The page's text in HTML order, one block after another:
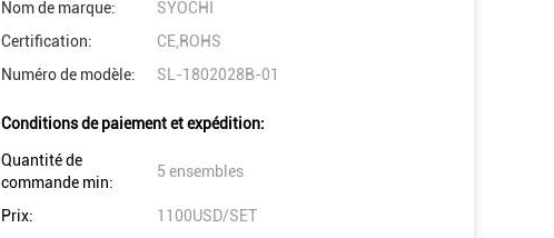
Nom de marque:
SYOCHI
Certification:
CE,ROHS
Numéro de modèle:
SL-1802028B-01
Conditions de paiement et expédition:
Quantité de
commande min:
5 ensembles
Prix:
1100USD/SET